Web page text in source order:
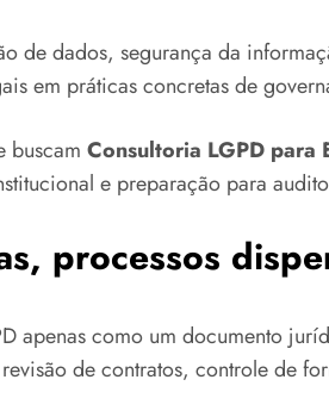
de dados, segurança da
em práticas concretas de
buscam Consultoria LGPD para
e preparação para
processos
apenas como um documento
de contratos, controle de